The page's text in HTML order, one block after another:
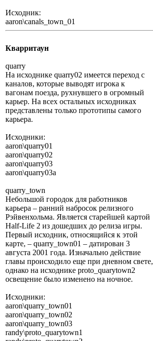
Исходник:
aaron\canals_town_01
Кварритаун
quarry
На исходнике quarry02 имеется переход с
каналов, которые выводят игрока к
вагонам поезда, рухнувшего в огромный
карьер. На всех остальных исходниках
представлены только прототипы самого
карьера.
Исходники:
aaron\quarry01
aaron\quarry02
aaron\quarry03
aaron\quarry03a
quarry_town
Небольшой городок для работников
карьера – ранний набросок релизного
Рэйвенхольма. Является старейшей картой
Half-Life 2 из дошедших до релиза игры.
Первый исходник, относящийся к этой
карте, – quarry_town01 – датирован 3
августа 2001 года. Изначально действие
главы происходило еще при дневном свете,
однако на исходнике proto_quarytown2
освещение было изменено на ночное.
Исходники:
aaron\quarry_town01
aaron\quarry_town02
aaron\quarry_town03
randy\proto_quarytown1